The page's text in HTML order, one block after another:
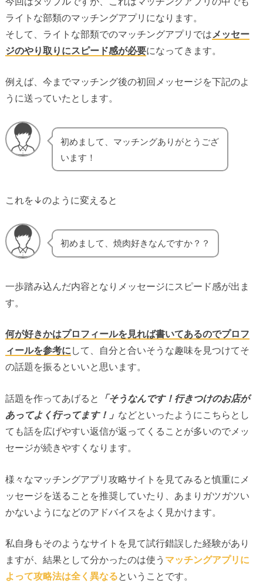
ライトな部類のマッチングアプリになります。
そして、ライトな部類でのマッチングアプリでは メッセー
ジのやり取りにスピード感が必要になってきます。
例えば、今までマッチング後の初回メッセージを下記のよ
うに送っていたとします。
初めまして、マッチングありがとうござ
います！
これを↓のように変えると
初めまして、焼肉好きなんですか？？
一歩踏み込んだ内容となりメッセージにスピード感が出ま
す。
何が好きかはプロフィールを見れば書いてあるのでプロフ
ィールを参考に して、自分と合いそうな趣味を見つけてそ
の話題を振るといいと思います。
話題を作ってあげると
「そうなんです！行きつけのお店が
あってよく行ってます！」 などといったようにこちらとし
ても話を広げやすい返信が返ってくることが多いのでメッ
セージが続きやすくなります。
様々なマッチングアプリ攻略サイトを見てみると慎重にメ
ッセージを送ることを推奨していたり、あまりガツガツい
かないようになどのアドバイスをよく見かけます。
私自身もそのようなサイトを見て試行錯誤した経験があり
ますが、結果として分かったのは使う マッチングアプリに
よって攻略法は全く異なるということです。